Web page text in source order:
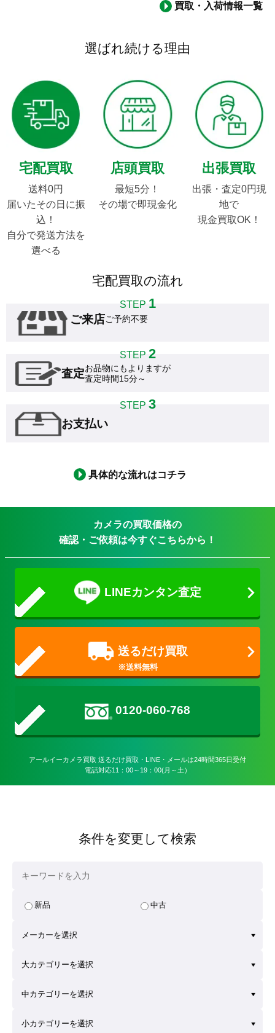
買取・入荷情報一覧
選ばれ続ける理由
宅配買取
送料0円
届いたその日に振
込！
自分で発送方法を
選べる
店頭買取
最短5分！
その場で即現金化
出張買取
出張・査定0円現
地で
現金買取OK！
宅配買取の流れ
STEP 1
ご来店ご予約不要
STEP 2
査定お品物にもよりますが
査定時間15分～
STEP 3
お支払い
具体的な流れはコチラ
カメラの買取価格の
確認・ご依頼は今すぐこちらから！
LINEカンタン査定
送るだけ買取
0120-060-768
アールイーカメラ買取 送るだけ買取・LINE・メールは24時間365日受付
電話対応11：00～19：00(月～土）
条件を変更して検索
新品 中古